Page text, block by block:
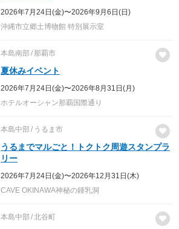
2026年7月24日(金)〜2026年9月6日(日)
沖縄市立郷土博物館 特別展示室
本島南部 那覇市
夏休みイベント
2026年7月24日(金)〜2026年8月31日(月)
ホテルオーシャン那覇国際通り
本島中部 うるま市
うるまでマルごと！トクトク周遊スタンプラ
リー
2026年7月24日(金)〜2026年12月31日(木)
CAVE OKINAWA神秘の鍾乳洞
本島中部 北谷町